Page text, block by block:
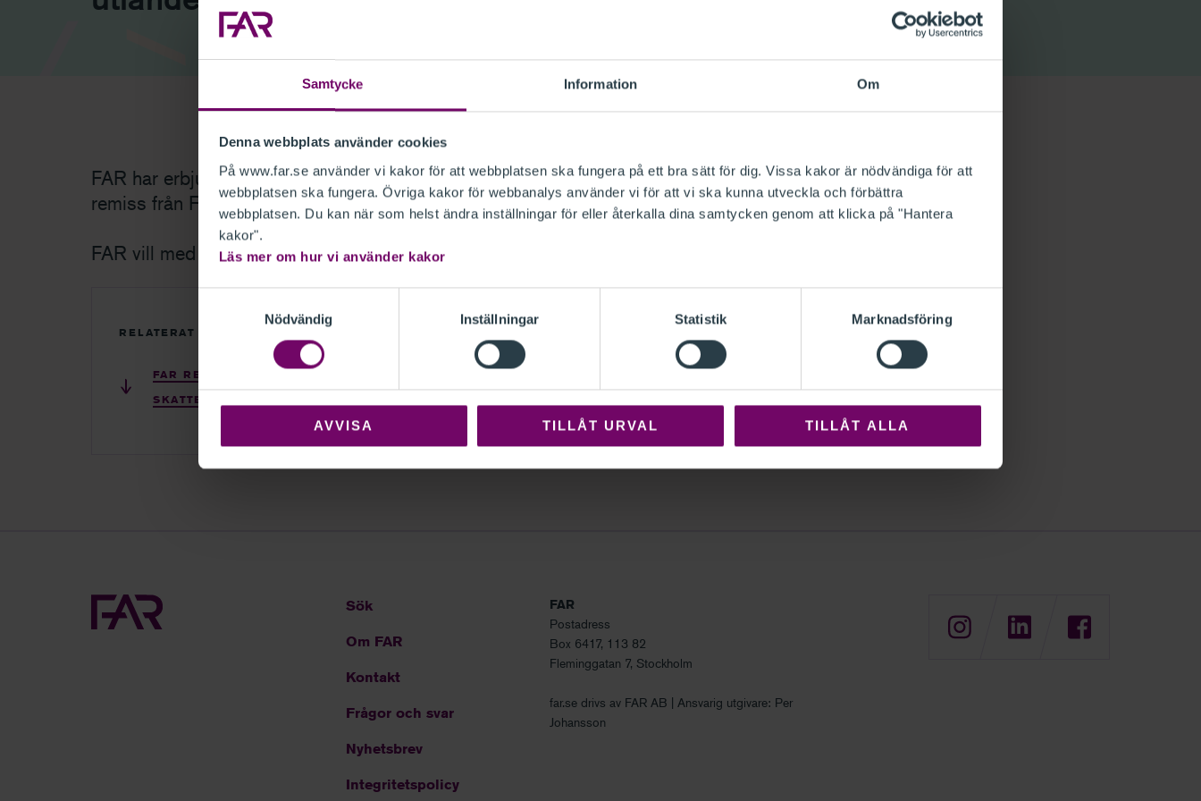
Samtycke Information Om
Denna webbplats använder cookies
På www.far.se använder vi kakor för att webbplatsen ska fungera på ett bra sätt för dig. Vissa kakor är nödvändiga för att
webbplatsen ska fungera. Övriga kakor för webbanalys använder vi för att vi ska kunna utveckla och förbättra
webbplatsen. Du kan när som helst ändra inställningar för eller återkalla dina samtycken genom att klicka på "Hantera
kakor".
Läs mer om hur vi använder kakor
Nödvändig
Inställningar Statistik Marknadsföring
AVVISA TILLÅT URVAL TILLÅT ALLA
FAR har erbjudits tillfälle att lämna synpunkter på ovanstående
remiss från Finansdepartementet.
FAR vill med anledning av detta anföra följande.
RELATERAT
FAR REMISSVAR - SKATTEVERKETS PROMEMORIA HARMONISERADE
SKATTEREGLER FÖR PENSION FRÅN UTLANDET FI2025 02341.PDF
Sök
Om FAR
Kontakt
Frågor och svar
Nyhetsbrev
Integritetspolicy
FAR
Postadress
Box 6417, 113 82
Fleminggatan 7, Stockholm
far.se drivs av FAR AB | Ansvarig utgivare: Per
Johansson